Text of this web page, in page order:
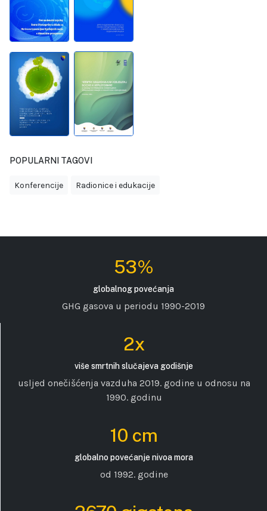
POPULARNI TAGOVI
Konferencije Radionice i edukacije
53%
globalnog povećanja
GHG gasova u periodu 1990-2019
2x
više smrtnih slučajeva godišnje
usljed onečišćenja vazduha 2019. godine u odnosu na
1990. godinu
10 cm
globalno povećanje nivoa mora
od 1992. godine